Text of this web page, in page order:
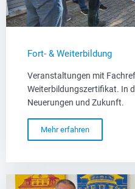
Fort- & Weiterbildung​
Veranstaltungen mit
Weiterbildungszertifikat. In
Neuerungen und Zukunft.
Mehr erfahren